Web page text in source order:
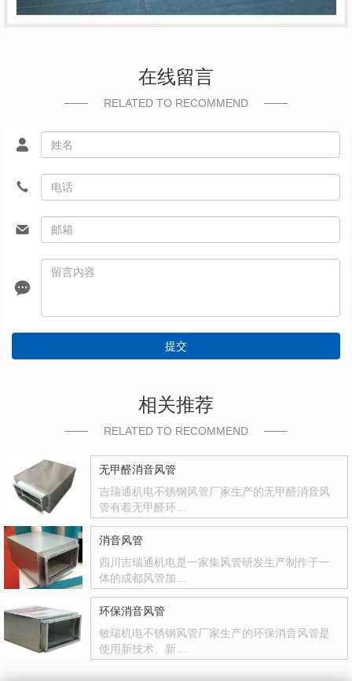
在线留言
RELATED TO RECOMMEND
提交
相关推荐
RELATED TO RECOMMEND
无甲醛消音风管
吉瑞通机电不锈钢风管厂家生产的无甲醛消音风
管有着无甲醛环…
消音风管
四川吉瑞通机电是一家集风管研发生产制作于一
体的成都风管加…
环保消音风管
敏瑞机电不锈钢风管厂家生产的环保消音风管是
使用新技术、新…